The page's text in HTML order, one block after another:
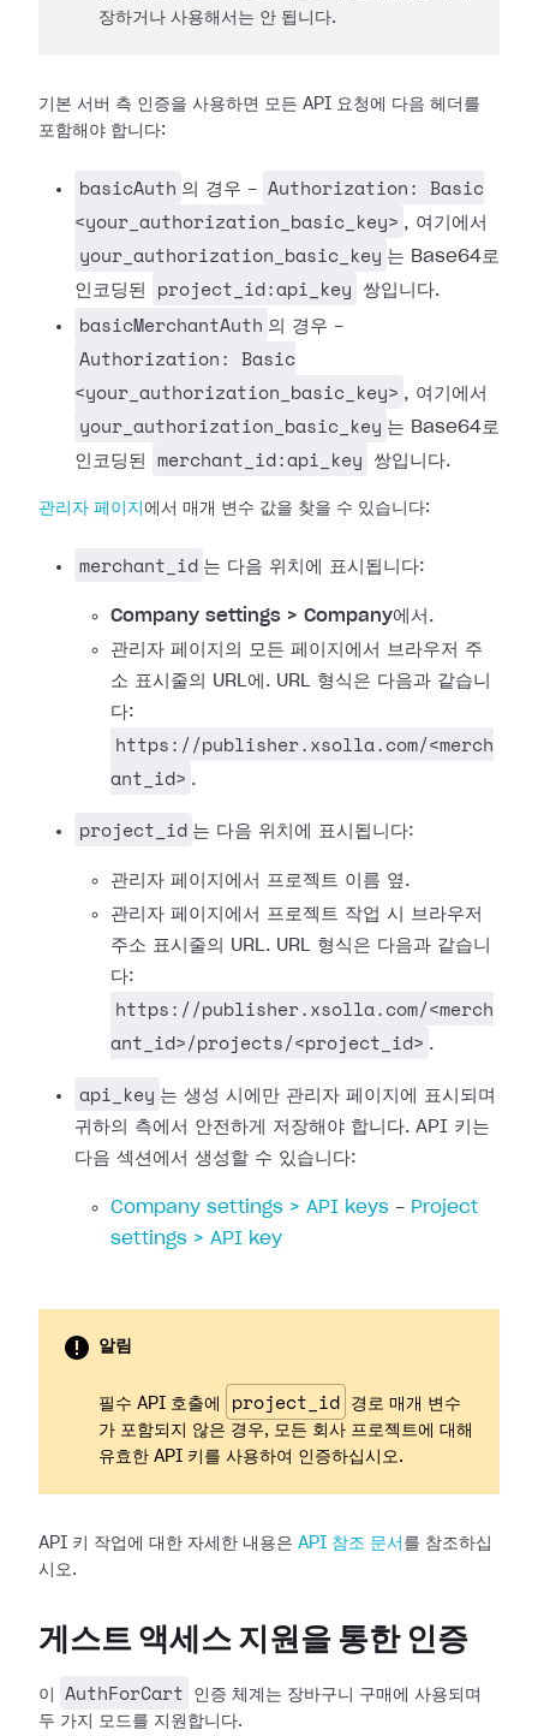
장하거나 사용해서는 안 됩니다.
기본 서버 측 인증을 사용하면 모든 API 요청에 다음 헤더를
포함해야 합니다:
basicAuth 의 경우 - Authorization: Basic
<your_authorization_basic_key> , 여기에서
your_authorization_basic_key 는 Base64로
인코딩된
project_id:api_key 쌍입니다.
basicMerchantAuth 의 경우 -
Authorization: Basic
<your_authorization_basic_key> , 여기에서
your_authorization_basic_key 는 Base64로
인코딩된
merchant_id:api_key 쌍입니다.
관리자 페이지 에서 매개 변수 값을 찾을 수 있습니다:
merchant_id 는 다음 위치에 표시됩니다:
Company settings > Company에서.
관리자 페이지의 모든 페이지에서 브라우저 주
소 표시줄의 URL에. URL 형식은 다음과 같습니
다:
https://publisher.xsolla.com/<merch
ant_id> .
project_id 는 다음 위치에 표시됩니다:
관리자 페이지에서 프로젝트 이름 옆.
관리자 페이지에서 프로젝트 작업 시 브라우저
주소 표시줄의 URL. URL 형식은 다음과 같습니
다:
https://publisher.xsolla.com/<merch
ant_id>/projects/<project_id> .
api_key 는 생성 시에만 관리자 페이지에 표시되며
귀하의 측에서 안전하게 저장해야 합니다. API 키는
다음 섹션에서 생성할 수 있습니다:
Company settings > API keys - Project
settings > API key
알림
필수 API 호출에 project_id
경로 매개 변수
가 포함되지 않은 경우, 모든 회사 프로젝트에 대해
유효한 API 키를 사용하여 인증하십시오.
API 키 작업에 대한 자세한 내용은 API 참조 문서 를 참조하십
시오.
게스트 액세스 지원을 통한 인증
이 AuthForCart
인증 체계는 장바구니 구매에 사용되며
두 가지 모드를 지원합니다.